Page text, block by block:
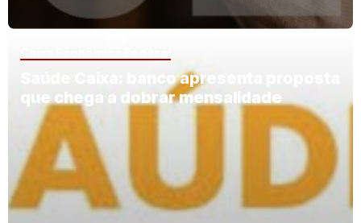
Saúde Caixa: banco apresenta proposta
que chega a dobrar mensalidade